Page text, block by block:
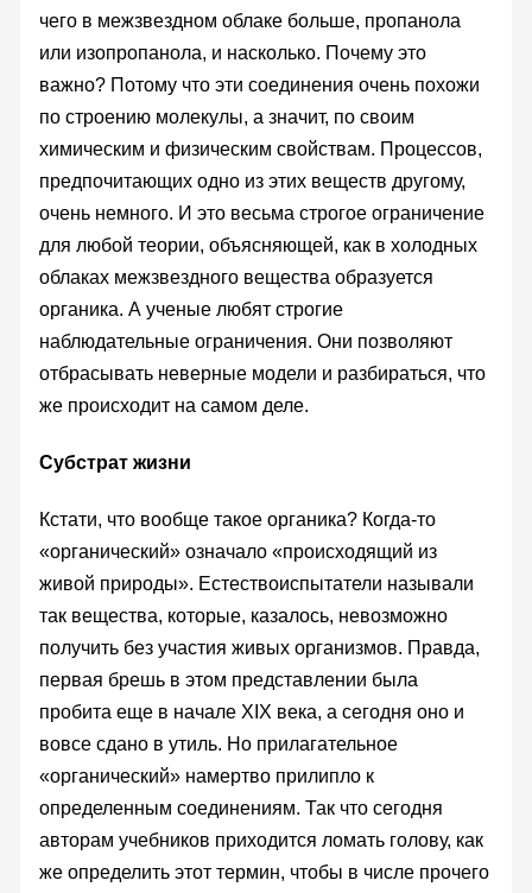
чего в межзвездном облаке больше, пропанола
или изопропанола, и насколько. Почему это
важно? Потому что эти соединения очень похожи
по строению молекулы, а значит, по своим
химическим и физическим свойствам. Процессов,
предпочитающих одно из этих веществ другому,
очень немного. И это весьма строгое ограничение
для любой теории, объясняющей, как в холодных
облаках межзвездного вещества образуется
органика. А ученые любят строгие
наблюдательные ограничения. Они позволяют
отбрасывать неверные модели и разбираться, что
же происходит на самом деле.
Субстрат жизни
Кстати, что вообще такое органика? Когда-то
«органический» означало «происходящий из
живой природы». Естествоиспытатели называли
так вещества, которые, казалось, невозможно
получить без участия живых организмов. Правда,
первая брешь в этом представлении была
пробита еще в начале XIX века, а сегодня оно и
вовсе сдано в утиль. Но прилагательное
«органический» намертво прилипло к
определенным соединениям. Так что сегодня
авторам учебников приходится ломать голову, как
же определить этот термин, чтобы в числе прочего